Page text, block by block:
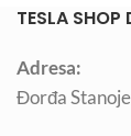
TESLA SHOP
Adresa:
Đorđa